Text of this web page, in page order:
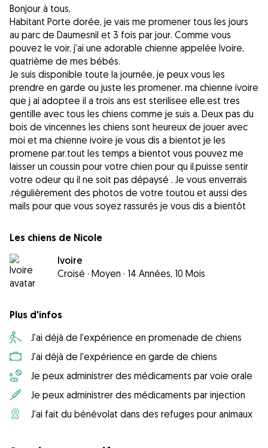
Bonjour à tous,
Habitant Porte dorée, je vais me promener tous les jours
au parc de Daumesnil et 3 fois par jour. Comme vous
pouvez le voir, j'ai une adorable chienne appelée Ivoire,
quatrième de mes bébés.
Je suis disponible toute la journée, je peux vous les
prendre en garde ou juste les promener. ma chienne ivoire
que j ai adoptee il a trois ans est sterilisee elle.est tres
gentille avec tous les chiens comme je suis a. Deux pas du
bois de vincennes les chiens sont heureux de jouer avec
moi et ma chienne ivoire je vous dis a bientot je les
promene par.tout les temps a bientot vous pouvez me
laisser un coussin pour votre chien pour qu il.puisse sentir
votre odeur qu il ne soit pas dépaysé . Je vous enverrais
.régulièrement des photos de votre toutou et aussi des
mails pour que vous soyez rassurés je vous dis a bientôt
Les chiens de Nicole
Ivoire
Croisé · Moyen · 14 Années, 10 Mois
Plus d'infos
J'ai déjà de l'expérience en promenade de chiens
J'ai déjà de l'expérience en garde de chiens
Je peux administrer des médicaments par voie orale
Je peux administrer des médicaments par injection
J'ai fait du bénévolat dans des refuges pour animaux